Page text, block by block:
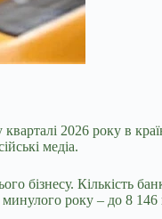
2026 року в
медіа.
бізнесу. Кількість
року – до 8 146